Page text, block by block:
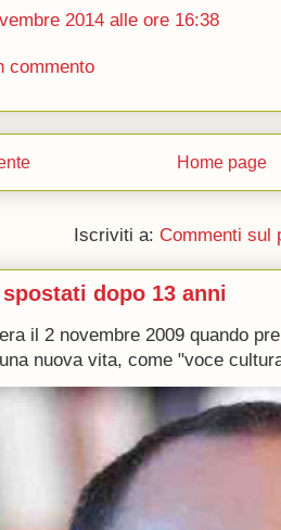
2014 alle ore 16:38
commento
Home page
Iscriviti a: Commenti sul
dopo 13 anni
il 2 novembre 2009 quando
nuova vita, come "voce